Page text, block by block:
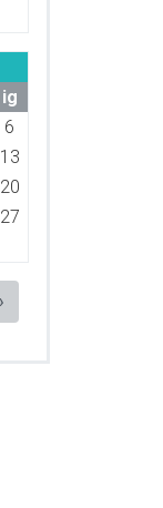
ig
6
13
20
27